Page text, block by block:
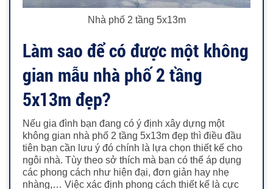
Nhà phố 2 tầng 5x13m
Làm sao để có được một không
gian mẫu nhà phố 2 tầng
5x13m đẹp?
Nếu gia đình bạn đang có ý định xây dựng một
không gian nhà phố 2 tầng 5x13m đẹp thì điều đầu
tiên bạn cần lưu ý đó chính là lựa chọn thiết kế cho
ngôi nhà. Tùy theo sở thích mà bạn có thể áp dụng
các phong cách như hiện đại, đơn giản hay nhẹ
nhàng,… Việc xác định phong cách thiết kế là cực